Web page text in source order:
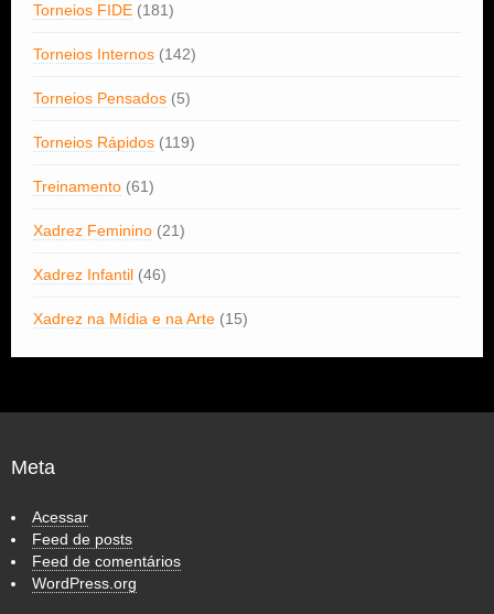
Torneios FIDE (181)
Torneios Internos (142)
Torneios Pensados (5)
Torneios Rápidos (119)
Treinamento (61)
Xadrez Feminino (21)
Xadrez Infantil (46)
Xadrez na Mídia e na Arte (15)
Meta
Acessar
Feed de posts
Feed de comentários
WordPress.org